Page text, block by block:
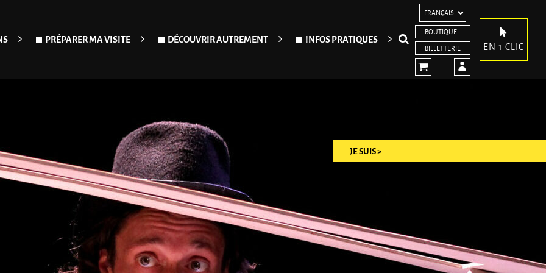
PRÉPARER MA VISITE DÉCOUVRIR AUTREMENT INFOS PRATIQUES Rechercher
BOUTIQUE
BILLETTERIE EN 1 CLIC